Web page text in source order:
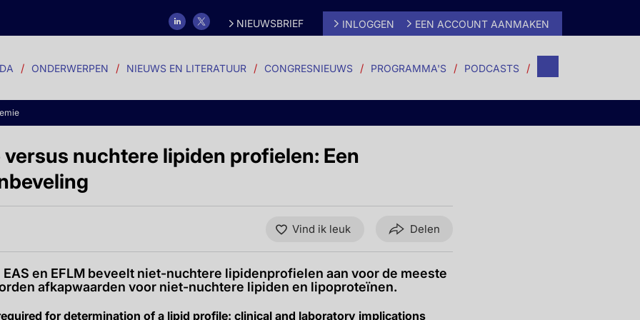
NIEUWSBRIEF INLOGGEN EEN ACCOUNT AANMAKEN
ONDERWERPEN NIEUWS EN LITERATUUR CONGRESNIEUWS PROGRAMMA'S PODCASTS
nuchtere lipiden profielen: Een
Vind ik leuk Delen
en EFLM beveelt niet-nuchtere lipidenprofielen aan voor de meeste
afkapwaarden voor niet-nuchtere lipiden en lipoproteïnen.
for determination of a lipid profile: clinical and laboratory implications